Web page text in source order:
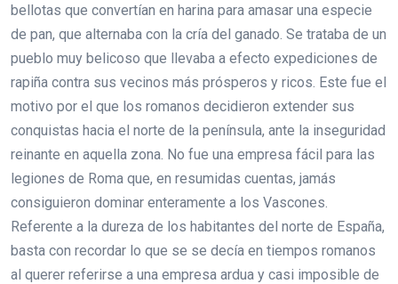
bellotas que convertían en harina para amasar una especie
de pan, que alternaba con la cría del ganado. Se trataba de un
pueblo muy belicoso que llevaba a efecto expediciones de
rapiña contra sus vecinos más prósperos y ricos. Este fue el
motivo por el que los romanos decidieron extender sus
conquistas hacia el norte de la península, ante la inseguridad
reinante en aquella zona. No fue una empresa fácil para las
legiones de Roma que, en resumidas cuentas, jamás
consiguieron dominar enteramente a los Vascones.
Referente a la dureza de los habitantes del norte de España,
basta con recordar lo que se se decía en tiempos romanos
al querer referirse a una empresa ardua y casi imposible de